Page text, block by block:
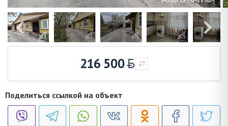
216 500
Поделиться ссылкой на объект